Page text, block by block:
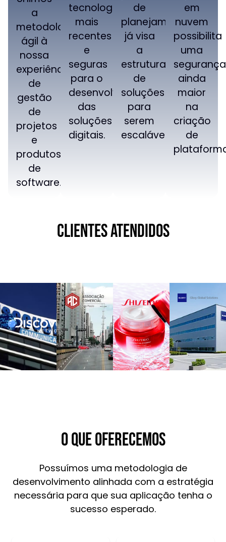
a
metodologia
ágil à
nossa
experiência
de
gestão
de
projetos
e
produtos
de
software.
tecnologias
mais
recentes
e
seguras
para o
desenvolvimento
das
soluções
digitais.
de
planejamento
já visa
a
estruturação
de
soluções
para
serem
escaláveis.
em
nuvem
possibilita
uma
segurança
ainda
maior
na
criação
de
Clientes atendidos
O que oferecemos
Possuímos uma metodologia de
desenvolvimento alinhada com a estratégia
necessária para que sua aplicação tenha o
sucesso esperado.